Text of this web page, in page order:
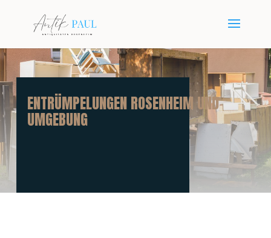
ENTRÜMPELUNGEN ROSENHEIM UND
UMGEBUNG